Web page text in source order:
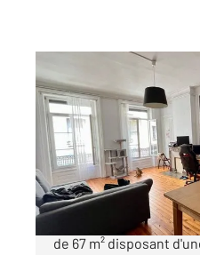
ST ETIENNE 42
67 m2, 2 pièces
Ref : 3344
Appartement F3
75 000
TREFILERIE /
de 67 m² disposant